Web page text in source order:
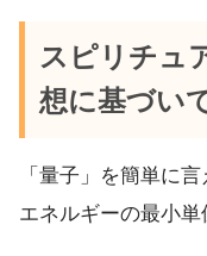
スピリチュ
想に基づい
「量子」を簡単に
エネルギーの最小単